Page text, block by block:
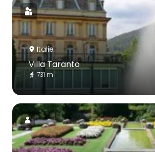
Italie
Villa Taranto
731 m